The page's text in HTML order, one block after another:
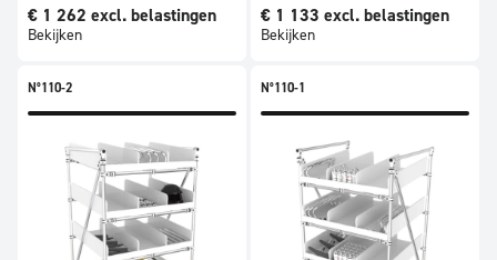
€ 1 262 excl. belastingen
Bekijken
€ 1 133 excl. belastingen
Bekijken
N°110-2 N°110-1